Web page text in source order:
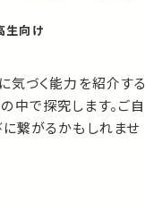
生向け
気づく能力を紹介する
中で探究します。ご自
繋がるかもしれませ